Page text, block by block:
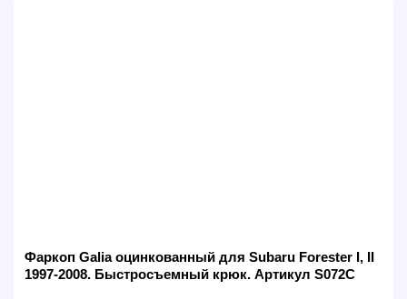
Фаркоп Galia оцинкованный для Subaru Forester I, II
1997-2008. Быстросъемный крюк. Артикул S072C